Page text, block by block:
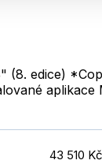
(8. edice)
aplikace
43 510